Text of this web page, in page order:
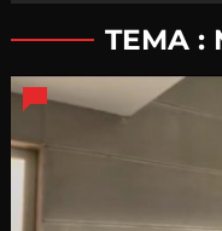
TEMA :